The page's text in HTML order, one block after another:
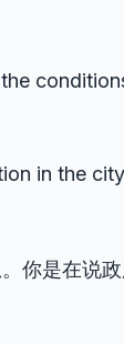
the
in the
你是在说